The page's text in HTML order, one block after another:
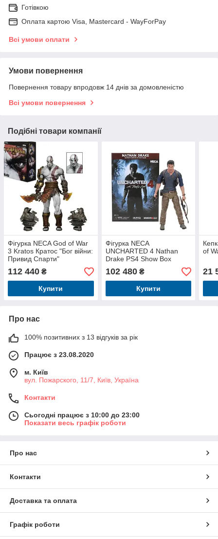
Готівкою
Оплата картою Visa, Mastercard - WayForPay
Всі умови оплати
Умови повернення
Повернення товару впродовж 14 днів за домовленістю
Всі умови повернення
Подібні товари компанії
Фігурка NECA God of War
3 Kratos Кратос "Бог війни:
Привид Спарти"
112 440 ₴
Купити
Фігурка NECA
UNCHARTED 4 Nathan
Drake PS4 Show Box
102 480₴
Купити
of
21
Про нас
100% позитивних з 13 відгуків за рік
Працює з 23.08.2020
м. Київ
вул. Пожарского, 11/7, Київ, Україна
Контакти
Сьогодні працює з 10:00 до 23:00
Показати весь графік роботи
Про нас
Контакти
Доставка та оплата
Графік роботи